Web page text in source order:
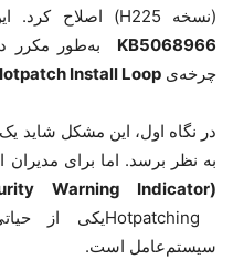
(نسخه 25
H2
)
اصلاح کرد.
KB5068966
به‌طور مکرر
چرخه‌ی Install Loop
در نگاه اول، این مشکل شاید
به نظر برسد. اما برای مدیران
Warning Indicator)
Hotpatchingیکی از
سیستم‌عامل است.